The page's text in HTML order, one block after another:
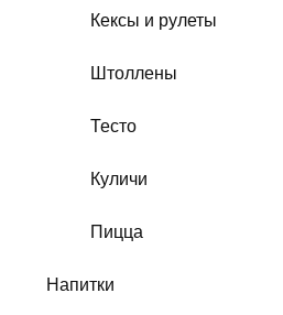
Кексы и рулеты
Штоллены
Тесто
Куличи
Пицца
Напитки